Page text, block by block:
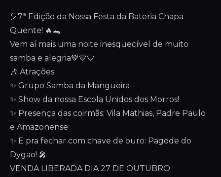
🎈7ª Edição da Nossa Festa da Bateria Chapa
Quente! 🔥🐊
Vem aí mais uma noite inesquecível de muito
samba e alegria💚💙🤍
🎶 Atrações:
✨ Grupo Samba da Mangueira
✨ Show da nossa Escola Unidos dos Morros!
✨ Presença das coirmãs: Vila Mathias, Padre Paulo
e Amazonense
✨ E pra fechar com chave de ouro: Pagode do
Dygao! 🎤
VENDA LIBERADA DIA 27 DE OUTUBRO